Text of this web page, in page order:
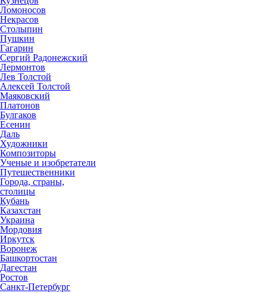
Ломоносов
Некрасов
Столыпин
Пушкин
Гагарин
Сергий Радонежский
Лермонтов
Лев Толстой
Алексей Толстой
Маяковский
Платонов
Булгаков
Есенин
Даль
Художники
Композиторы
Ученые и изобретатели
Путешественники
Города, страны,
столицы
Кубань
Казахстан
Украина
Мордовия
Иркутск
Воронеж
Башкортостан
Дагестан
Ростов
Санкт-Петербург